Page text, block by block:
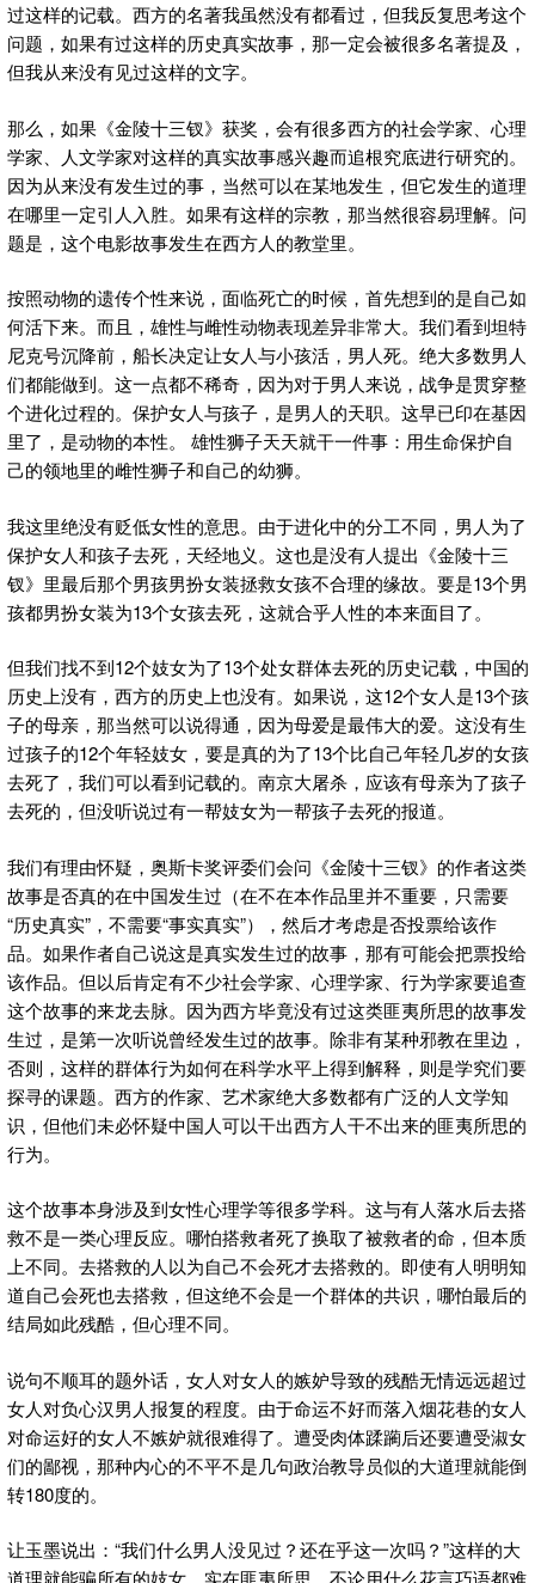
过这样的记载。西方的名著我虽然没有都看过，但我反复思考这个
问题，如果有过这样的历史真实故事，那一定会被很多名著提及，
但我从来没有见过这样的文字。
那么，如果《金陵十三钗》获奖，会有很多西方的社会学家、心理
学家、人文学家对这样的真实故事感兴趣而追根究底进行研究的。
因为从来没有发生过的事，当然可以在某地发生，但它发生的道理
在哪里一定引人入胜。如果有这样的宗教，那当然很容易理解。问
题是，这个电影故事发生在西方人的教堂里。
按照动物的遗传个性来说，面临死亡的时候，首先想到的是自己如
何活下来。而且，雄性与雌性动物表现差异非常大。我们看到坦特
尼克号沉降前，船长决定让女人与小孩活，男人死。绝大多数男人
们都能做到。这一点都不稀奇，因为对于男人来说，战争是贯穿整
个进化过程的。保护女人与孩子，是男人的天职。这早已印在基因
里了，是动物的本性。 雄性狮子天天就干一件事：用生命保护自
己的领地里的雌性狮子和自己的幼狮。
我这里绝没有贬低女性的意思。由于进化中的分工不同，男人为了
保护女人和孩子去死，天经地义。这也是没有人提出《金陵十三
钗》里最后那个男孩男扮女装拯救女孩不合理的缘故。要是13个男
孩都男扮女装为13个女孩去死，这就合乎人性的本来面目了。
但我们找不到12个妓女为了13个处女群体去死的历史记载，中国的
历史上没有，西方的历史上也没有。如果说，这12个女人是13个孩
子的母亲，那当然可以说得通，因为母爱是最伟大的爱。这没有生
过孩子的12个年轻妓女，要是真的为了13个比自己年轻几岁的女孩
去死了，我们可以看到记载的。南京大屠杀，应该有母亲为了孩子
去死的，但没听说过有一帮妓女为一帮孩子去死的报道。
我们有理由怀疑，奥斯卡奖评委们会问《金陵十三钗》的作者这类
故事是否真的在中国发生过（在不在本作品里并不重要，只需要
“历史真实”，不需要“事实真实”），然后才考虑是否投票给该作
品。如果作者自己说这是真实发生过的故事，那有可能会把票投给
该作品。但以后肯定有不少社会学家、心理学家、行为学家要追查
这个故事的来龙去脉。因为西方毕竟没有过这类匪夷所思的故事发
生过，是第一次听说曾经发生过的故事。除非有某种邪教在里边，
否则，这样的群体行为如何在科学水平上得到解释，则是学究们要
探寻的课题。西方的作家、艺术家绝大多数都有广泛的人文学知
识，但他们未必怀疑中国人可以干出西方人干不出来的匪夷所思的
行为。
这个故事本身涉及到女性心理学等很多学科。这与有人落水后去搭
救不是一类心理反应。哪怕搭救者死了换取了被救者的命，但本质
上不同。去搭救的人以为自己不会死才去搭救的。即使有人明明知
道自己会死也去搭救，但这绝不会是一个群体的共识，哪怕最后的
结局如此残酷，但心理不同。
说句不顺耳的题外话，女人对女人的嫉妒导致的残酷无情远远超过
女人对负心汉男人报复的程度。由于命运不好而落入烟花巷的女人
对命运好的女人不嫉妒就很难得了。遭受肉体蹂躏后还要遭受淑女
们的鄙视，那种内心的不平不是几句政治教导员似的大道理就能倒
转180度的。
让玉墨说出：“我们什么男人没见过？还在乎这一次吗？”这样的大
道理就能骗所有的妓女，实在匪夷所思。不论用什么花言巧语都难